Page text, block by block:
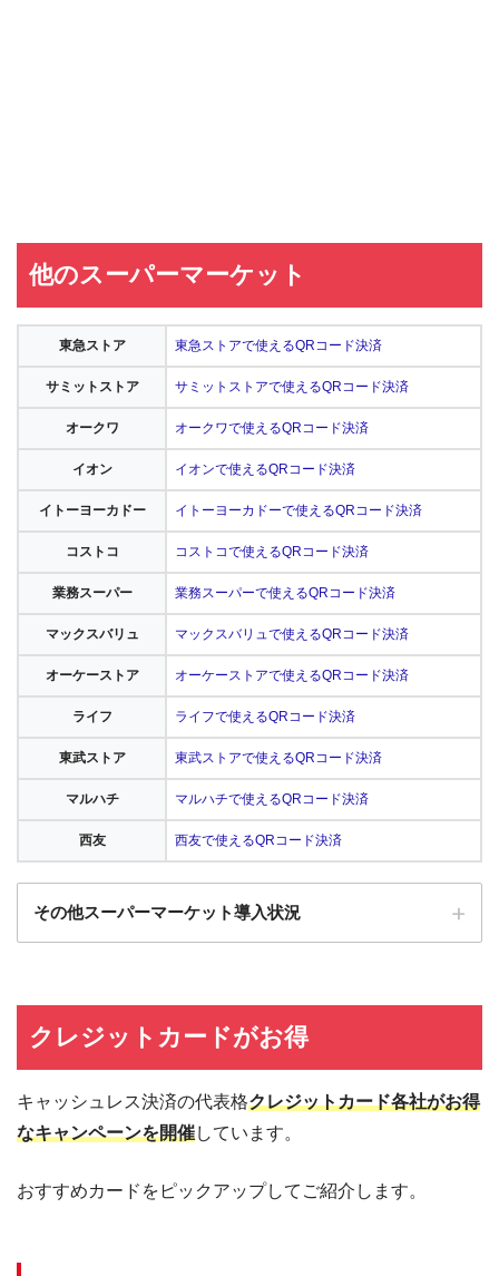
他のスーパーマーケット
東急ストア 東急ストアで使えるQRコード決済
サミットストア サミットストアで使えるQRコード決済
オークワ オークワで使えるQRコード決済
イオン イオンで使えるQRコード決済
イトーヨーカドー イトーヨーカドーで使えるQRコード決済
コストコ コストコで使えるQRコード決済
業務スーパー 業務スーパーで使えるQRコード決済
マックスバリュ マックスバリュで使えるQRコード決済
オーケーストア オーケーストアで使えるQRコード決済
ライフ ライフで使えるQRコード決済
東武ストア 東武ストアで使えるQRコード決済
マルハチ マルハチで使えるQRコード決済
西友 西友で使えるQRコード決済
その他スーパーマーケット導入状況
ヨークマート ヨークマートで使えるQRコード決済
サンプラザ サンプラザで使えるQRコード決済
クレジットカードがお得
キャッシュレス決済の代表格クレジットカード各社がお得
なキャンペーンを開催しています。
おすすめカードをピックアップしてご紹介します。